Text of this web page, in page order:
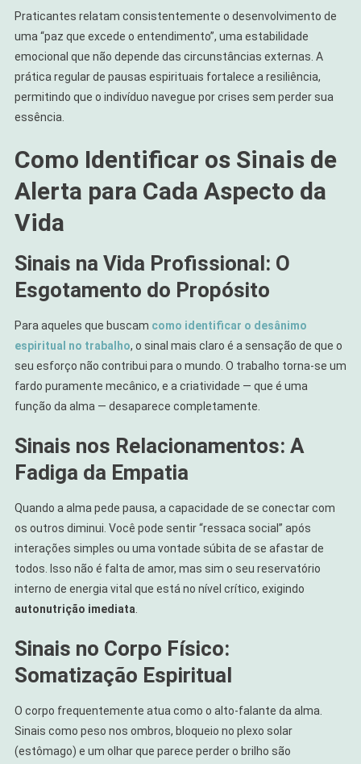
Praticantes relatam consistentemente o desenvolvimento de
uma “paz que excede o entendimento”, uma estabilidade
emocional que não depende das circunstâncias externas. A
prática regular de pausas espirituais fortalece a resiliência,
permitindo que o indivíduo navegue por crises sem perder sua
essência.
Como Identificar os Sinais de
Alerta para Cada Aspecto da
Vida
Sinais na Vida Profissional: O
Esgotamento do Propósito
Para aqueles que buscam como identificar o desânimo
espiritual no trabalho, o sinal mais claro é a sensação de que o
seu esforço não contribui para o mundo. O trabalho torna-se um
fardo puramente mecânico, e a criatividade — que é uma
função da alma — desaparece completamente.
Sinais nos Relacionamentos: A
Fadiga da Empatia
Quando a alma pede pausa, a capacidade de se conectar com
os outros diminui. Você pode sentir “ressaca social” após
interações simples ou uma vontade súbita de se afastar de
todos. Isso não é falta de amor, mas sim o seu reservatório
interno de energia vital que está no nível crítico, exigindo
autonutrição imediata.
Sinais no Corpo Físico:
Somatização Espiritual
O corpo frequentemente atua como o alto-falante da alma.
Sinais como peso nos ombros, bloqueio no plexo solar
(estômago) e um olhar que parece perder o brilho são